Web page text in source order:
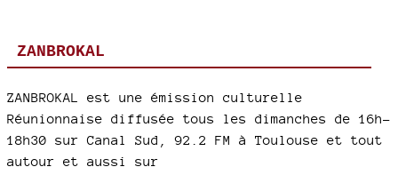
ZANBROKAL
ZANBROKAL est une émission culturelle
Réunionnaise diffusée tous les dimanches de 16h-
18h30 sur Canal Sud, 92.2 FM à Toulouse et tout
autour et aussi sur